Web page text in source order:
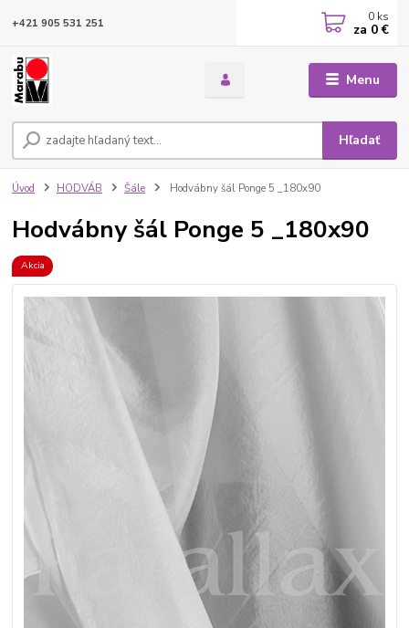
Menu
Hľadať
+421 905 531 251 0 ks
za 0 €
Úvod HODVÁB Šále Hodvábny šál Ponge 5 _180x90
Hodvábny šál Ponge 5 _180x90
Akcia